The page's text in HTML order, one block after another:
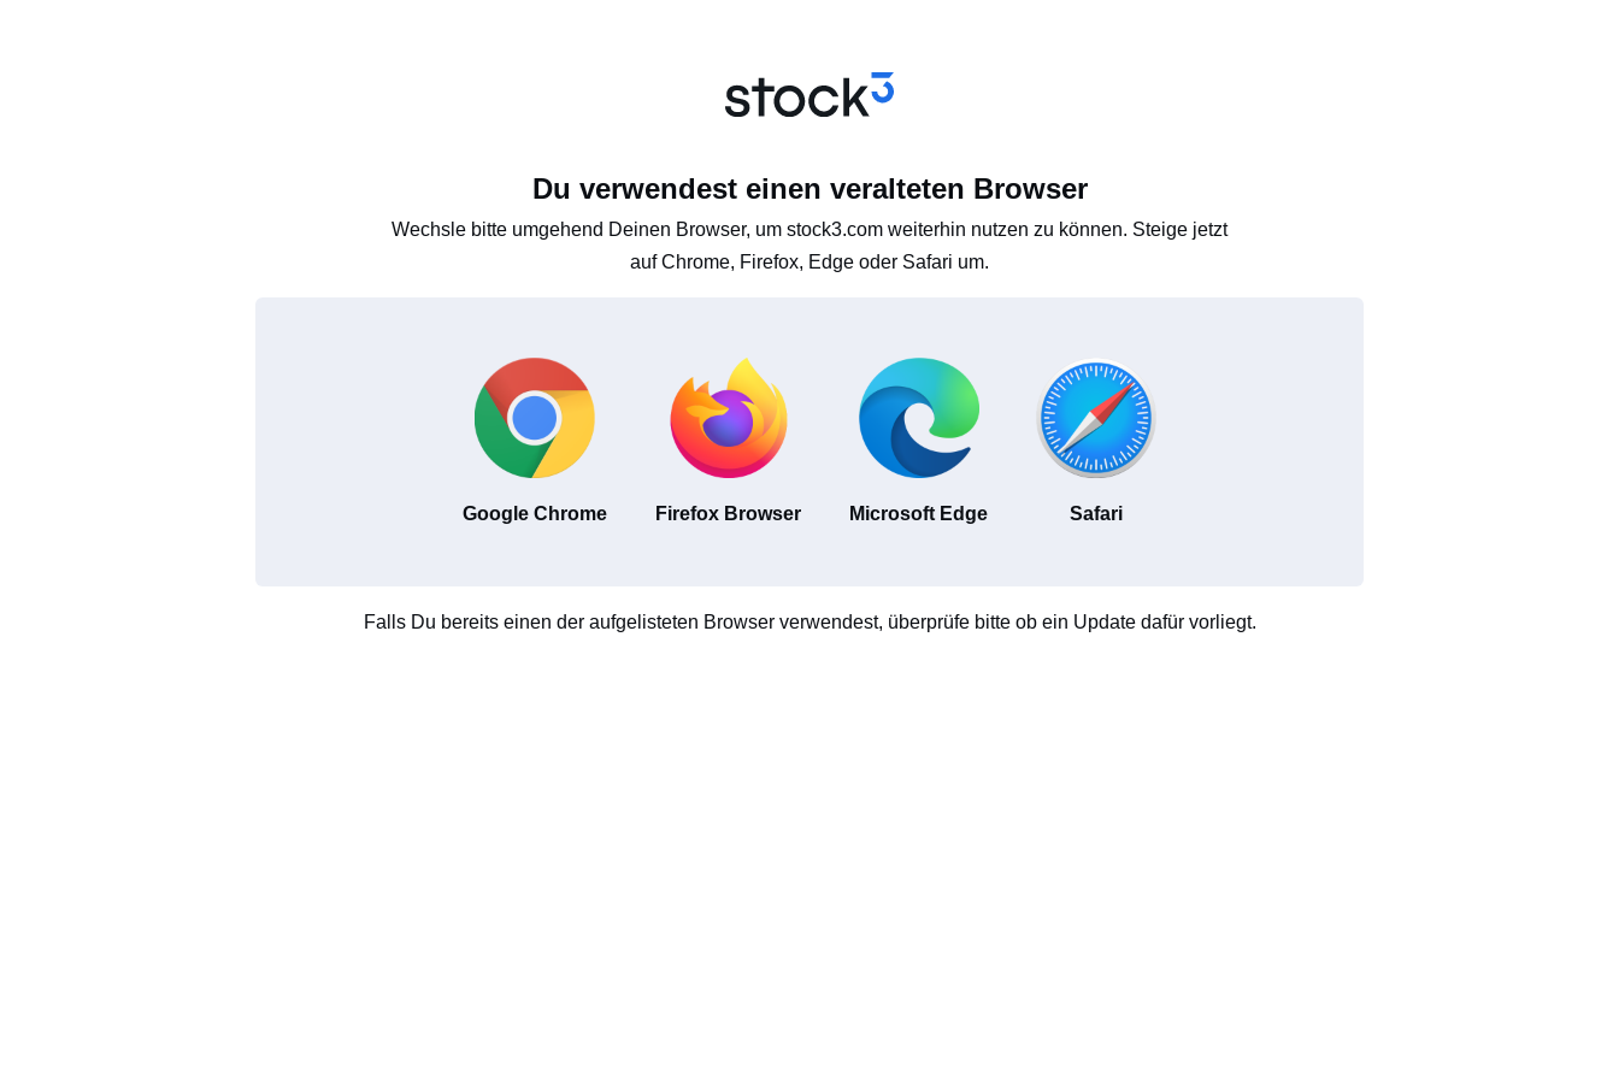
Du verwendest einen veralteten Browser
Wechsle bitte umgehend Deinen Browser, um stock3.com weiterhin nutzen zu können. Steige jetzt
auf Chrome, Firefox, Edge oder Safari um.
Google Chrome Firefox Browser Microsoft Edge Safari
Falls Du bereits einen der aufgelisteten Browser verwendest, überprüfe bitte ob ein Update dafür vorliegt.